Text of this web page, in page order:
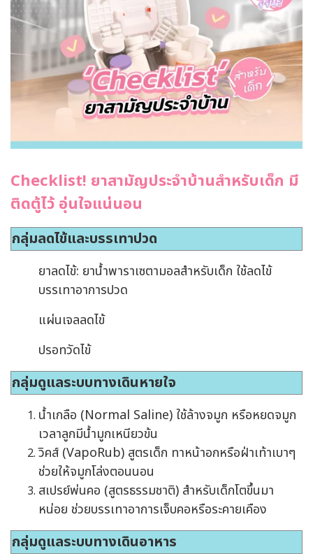
Checklist! ยาสามัญประจำบ้านสำหรับเด็ก มี
ติดตู้ไว้ อุ่นใจแน่นอน
กลุ่มลดไข้และบรรเทาปวด
ยาลดไข้: ยาน้ำพาราเซตามอลสำหรับเด็ก ใช้ลดไข้
บรรเทาอาการปวด
แผ่นเจลลดไข้
ปรอทวัดไข้
กลุ่มดูแลระบบทางเดินหายใจ
น้ำเกลือ (Normal Saline) ใช้ล้างจมูก หรือหยดจมูก
เวลาลูกมีน้ำมูกเหนียวข้น
วิคส์ (VapoRub) สูตรเด็ก ทาหน้าอกหรือฝ่าเท้าเบาๆ
ช่วยให้จมูกโล่งตอนนอน
สเปรย์พ่นคอ (สูตรธรรมชาติ) สำหรับเด็กโตขึ้นมา
หน่อย ช่วยบรรเทาอาการเจ็บคอหรือระคายเคือง
กลุ่มดูแลระบบทางเดินอาหาร